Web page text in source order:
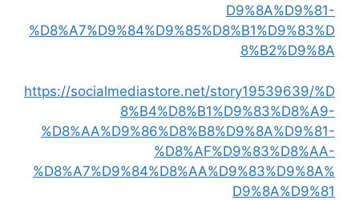
D9%8A%D9%81-
%D8%A7%D9%84%D9%85%D8%B1%D9%83%D
8%B2%D9%8A
https://socialmediastore.net/story19539639/%D
8%B4%D8%B1%D9%83%D8%A9-
%D8%AA%D9%86%D8%B8%D9%8A%D9%81-
%D8%AF%D9%83%D8%AA-
%D8%A7%D9%84%D8%AA%D9%83%D9%8A%
D9%8A%D9%81